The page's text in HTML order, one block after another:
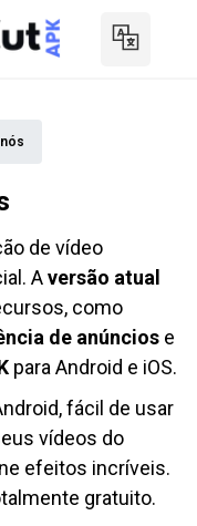
de vídeo
Aversão atual
como
de anúncios e
para Android e iOS.
fácil de usar
vídeos do
efeitos incríveis.
gratuito.